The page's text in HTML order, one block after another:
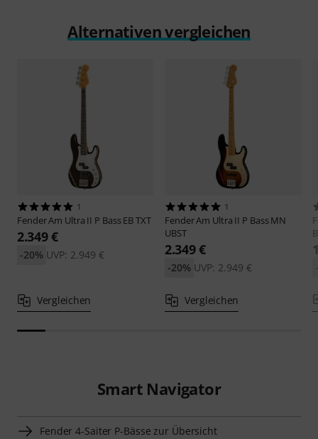
Alternativen vergleichen
1
FenderAm Ultra II P Bass EB TXT
2.349 €
UVP: 2.949 €
-20%
Vergleichen
1
FenderAm Ultra II P Bass MN
UBST
2.349 €
UVP: 2.949 €
-20%
Vergleichen
Smart Navigator
Fender 4-Saiter P-Bässe zur Übersicht